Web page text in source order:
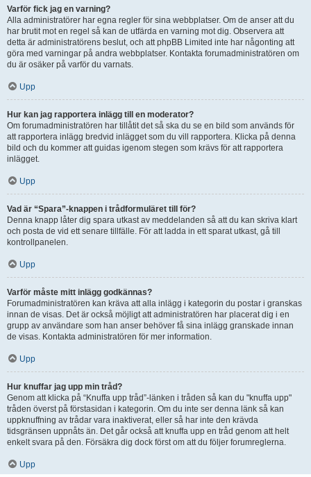
Varför fick jag en varning?
Alla administratörer har egna regler för sina webbplatser. Om de anser att du
har brutit mot en regel så kan de utfärda en varning mot dig. Observera att
detta är administratörens beslut, och att phpBB Limited inte har någonting att
göra med varningar på andra webbplatser. Kontakta forumadministratören om
du är osäker på varför du varnats.
Upp
Hur kan jag rapportera inlägg till en moderator?
Om forumadministratören har tillåtit det så ska du se en bild som används för
att rapportera inlägg bredvid inlägget som du vill rapportera. Klicka på denna
bild och du kommer att guidas igenom stegen som krävs för att rapportera
inlägget.
Upp
Vad är “Spara”-knappen i trådformuläret till för?
Denna knapp låter dig spara utkast av meddelanden så att du kan skriva klart
och posta de vid ett senare tillfälle. För att ladda in ett sparat utkast, gå till
kontrollpanelen.
Upp
Varför måste mitt inlägg godkännas?
Forumadministratören kan kräva att alla inlägg i kategorin du postar i granskas
innan de visas. Det är också möjligt att administratören har placerat dig i en
grupp av användare som han anser behöver få sina inlägg granskade innan
de visas. Kontakta administratören för mer information.
Upp
Hur knuffar jag upp min tråd?
Genom att klicka på “Knuffa upp tråd”-länken i tråden så kan du "knuffa upp"
tråden överst på förstasidan i kategorin. Om du inte ser denna länk så kan
uppknuffning av trådar vara inaktiverat, eller så har inte den krävda
tidsgränsen uppnåts än. Det går också att knuffa upp en tråd genom att helt
enkelt svara på den. Försäkra dig dock först om att du följer forumreglerna.
Upp